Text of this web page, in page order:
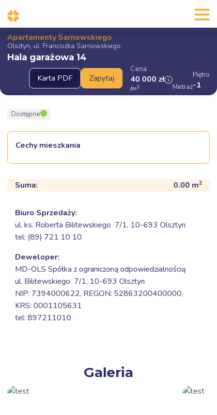
Apartamenty Sarnowskiego
Olsztyn, ul. Franciszka Sarnowskiego
Hala garażowa 14
Cena
40 000 zł
/m2 Metraż
Piętro
-1
Dostępne
Cechy mieszkania
Suma: 0.00 m2
Biuro Sprzedaży:
ul. ks. Roberta Bilitewskiego 7/1, 10-693 Olsztyn
tel: (89) 721 10 10
Deweloper:
MD-OLS Spółka z ograniczoną odpowiedzialnością
ul. Bilitewskiego 7/1, 10-693 Olsztyn
NIP: 7394000622, REGON: 52863200400000,
KRS: 0001105631
tel: 897211010
Galeria